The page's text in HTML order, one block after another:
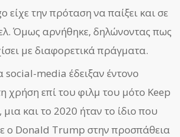
είχε την πρόταση να παίξει και σε
Όμως αρνήθηκε, δηλώνοντας πως
με διαφορετικά πράγματα.
media έδειξαν έντονο
χρήση επί του φιλμ του μότο Keep
και το 2020 ήταν το ίδιο που
ο Donald Trump στην προσπάθεια